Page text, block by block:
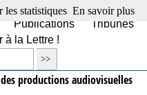
Publications Tribunes
à la Lettre !
productions audiovisuelles
les statistiques En savoir plus